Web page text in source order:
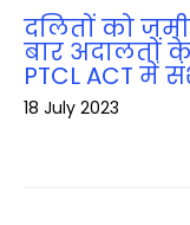
दलितों को
बार अदालतों
PTCL ACT में
18 July 2023